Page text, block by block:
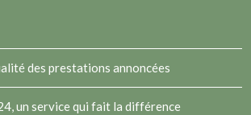
des prestations annoncées
un service qui fait la différence